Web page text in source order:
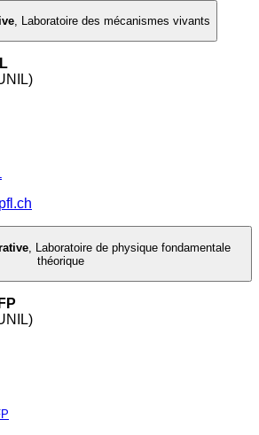
, Laboratoire des mécanismes vivants
Laboratoire de physique fondamentale
théorique